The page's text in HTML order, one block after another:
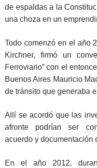
de espaldas a la
una choza en un
Todo comenzó en el año
Kirchner, firmó un
Ferroviario” con el
Buenos Aires Mauricio
de tránsito que generaba
Allí se acordó que las
afronte podrían ser
acuerdo y documentación
En el año 2012,